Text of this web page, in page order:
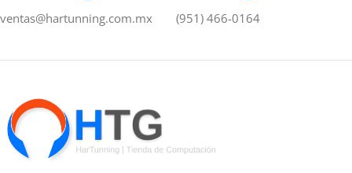
ventas@hartunning.com.mx (951) 466-0164